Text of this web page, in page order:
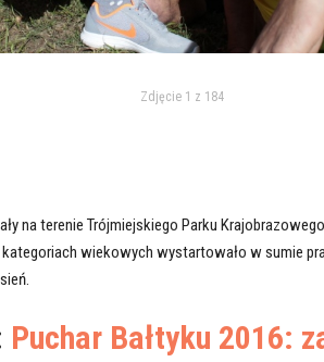
Zdjęcie 1 z 184
na terenie Trójmiejskiego Parku
wiekowych wystartowało w sumie
Puchar Bałtyku 2016: